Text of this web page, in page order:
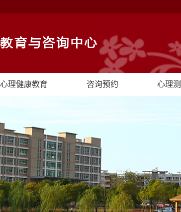
心理健康教育 咨询预约 心理